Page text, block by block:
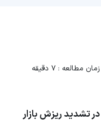
مطالعه : ۷ دقیقه
تشدید ریزش بازار